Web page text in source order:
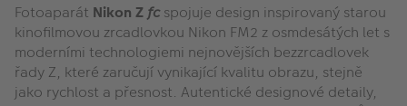
Fotoaparát Nikon Z fcspojuje design inspirovaný starou
kinofilmovou zrcadlovkou Nikon FM2 z osmdesátých let s
moderními technologiemi nejnovějších bezzrcadlovek
řady Z, které zaručují vynikající kvalitu obrazu, stejně
jako rychlost a přesnost. Autentické designové detaily,